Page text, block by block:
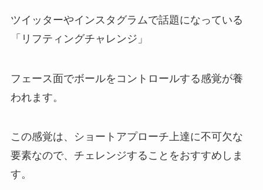
ツイッターやインスタグラムで話題になっている
「リフティングチャレンジ」
フェース面でボールをコントロールする感覚が養
われます。
この感覚は、ショートアプローチ上達に不可欠な
要素なので、チェレンジすることをおすすめしま
す。